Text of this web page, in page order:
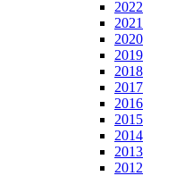
2022
2021
2020
2019
2018
2017
2016
2015
2014
2013
2012